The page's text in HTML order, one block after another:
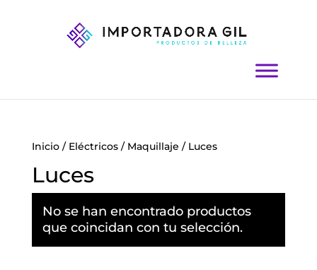
Inicio/ Eléctricos/ Maquillaje / Luces
Luces
No se han encontrado productos
que coincidan con tu selección.